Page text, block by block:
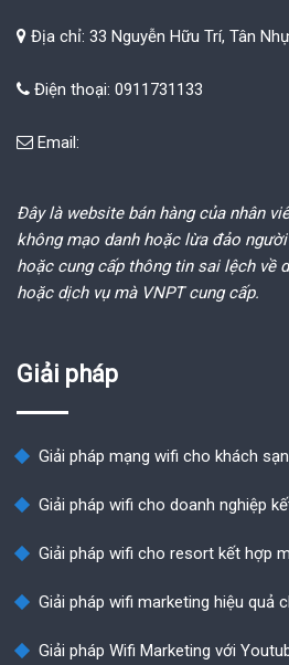
Địa chỉ: 33 Nguyễn Hữu Trí, Tân
Điện thoại: 0911731133
Email:
Đây là website bán hàng của nhân
không mạo danh hoặc lừa đảo
hoặc cung cấp thông tin sai lệch về
hoặc dịch vụ mà VNPT cung cấp.
Giải pháp
Giải pháp mạng wifi cho khách
Giải pháp wifi cho doanh nghiệp
Giải pháp wifi cho resort kết hợp
Giải pháp wifi marketing hiệu quả
Giải pháp Wifi Marketing với